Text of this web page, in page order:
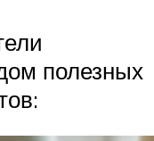
полезных